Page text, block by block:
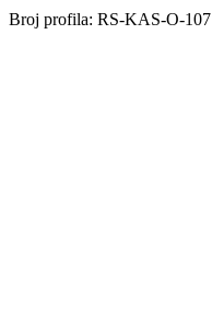
Broj profila: RS-KAS-O-107